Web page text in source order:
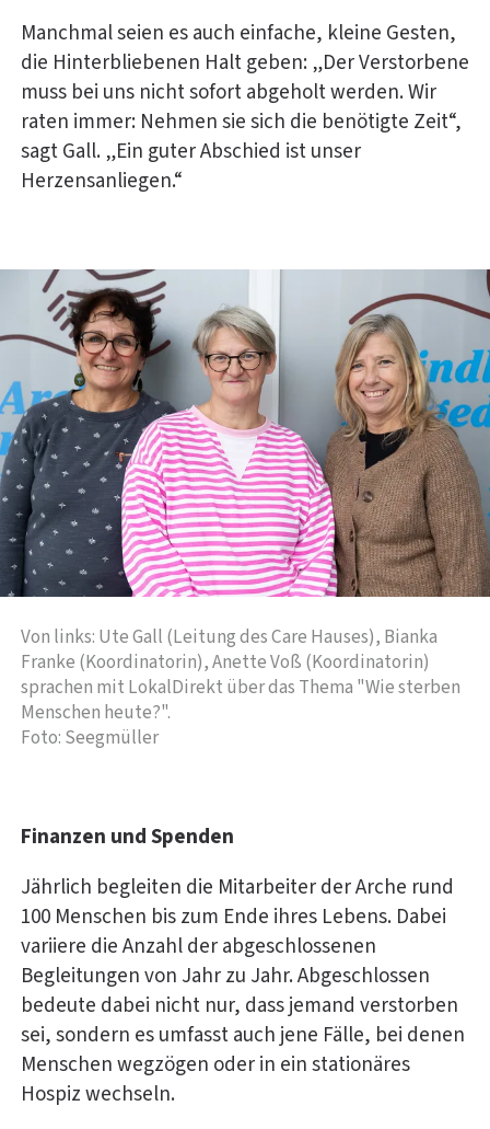
Manchmal seien es auch einfache, kleine Gesten,
die Hinterbliebenen Halt geben: „Der Verstorbene
muss bei uns nicht sofort abgeholt werden. Wir
raten immer: Nehmen sie sich die benötigte Zeit“,
sagt Gall. „Ein guter Abschied ist unser
Herzensanliegen.“
Von links: Ute Gall (Leitung des Care Hauses), Bianka
Franke (Koordinatorin), Anette Voß (Koordinatorin)
sprachen mit LokalDirekt über das Thema "Wie sterben
Menschen heute?".
Foto: Seegmüller
Finanzen und Spenden
Jährlich begleiten die Mitarbeiter der Arche rund
100 Menschen bis zum Ende ihres Lebens. Dabei
variiere die Anzahl der abgeschlossenen
Begleitungen von Jahr zu Jahr. Abgeschlossen
bedeute dabei nicht nur, dass jemand verstorben
sei, sondern es umfasst auch jene Fälle, bei denen
Menschen wegzögen oder in ein stationäres
Hospiz wechseln.